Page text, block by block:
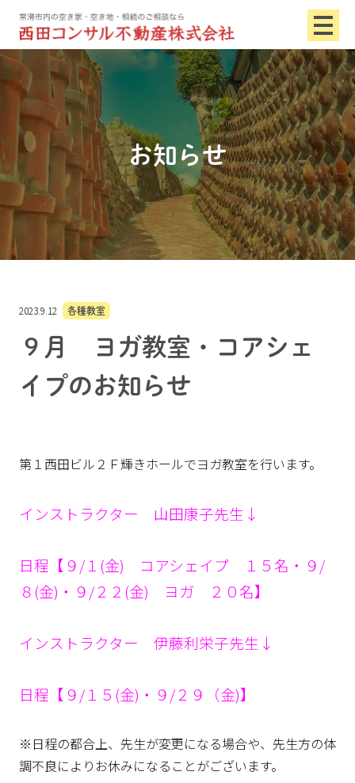
お知らせ
2023.9.12 各種教室
９月 ヨガ教室・コアシェ
イプのお知らせ
第１西田ビル２Ｆ輝きホールでヨガ教室を行います。
インストラクター 山田康子先生↓
日程【９/１(金) コアシェイプ １５名・９/
８(金)・９/２２(金) ヨガ ２０名】
インストラクター 伊藤利栄子先生↓
日程【９/１５(金)・９/２９（金)】
※日程の都合上、先生が変更になる場合や、先生方の体
調不良によりお休みになることがございます。